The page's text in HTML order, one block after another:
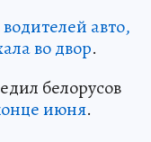
водителей авто,
во двор.
белорусов
июня.